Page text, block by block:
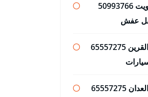
شركة نقل اثاث الكويت 50993766
عفش
ونش سطحة كرين القرين 65557275
ونش سطحة كرين العدان 65557275